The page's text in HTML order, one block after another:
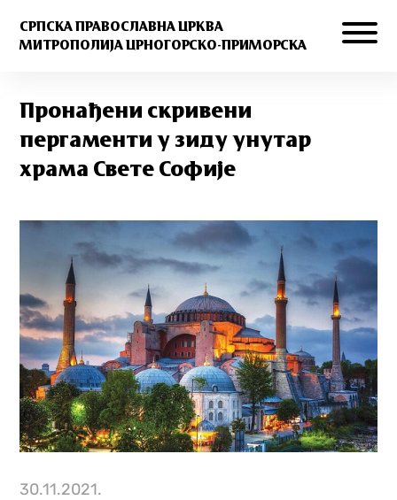
СРПСКА ПРАВОСЛАВНА ЦРКВА
МИТРОПОЛИЈА ЦРНОГОРСКО-ПРИМОРСКА
Пронађени скривени
пергаменти у зиду унутар
храма Свете Софије
30.11.2021.